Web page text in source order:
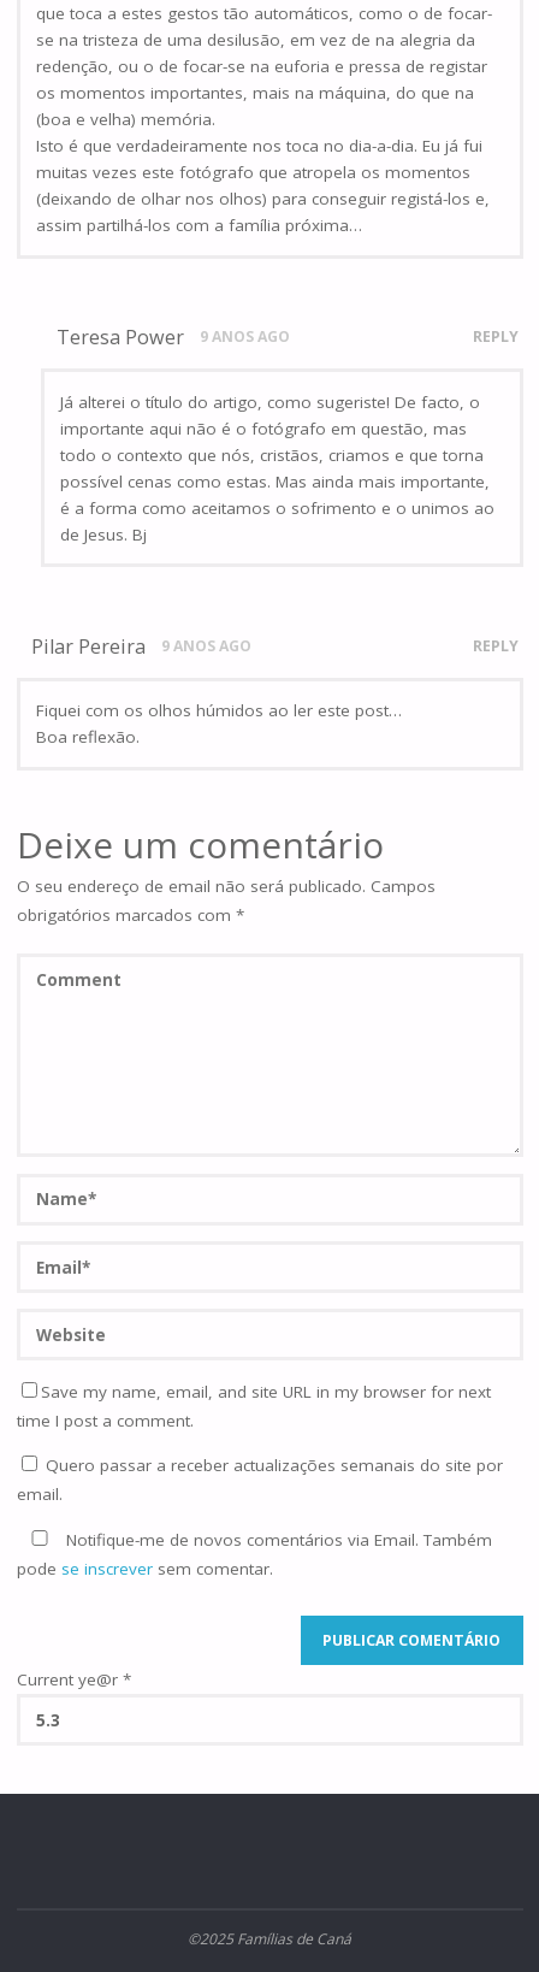
que toca a estes gestos tão automáticos, como o de focar-
se na tristeza de uma desilusão, em vez de na alegria da
redenção, ou o de focar-se na euforia e pressa de registar
os momentos importantes, mais na máquina, do que na
(boa e velha) memória.
Isto é que verdadeiramente nos toca no dia-a-dia. Eu já fui
muitas vezes este fotógrafo que atropela os momentos
(deixando de olhar nos olhos) para conseguir registá-los e,
assim partilhá-los com a família próxima…
Teresa Power 9 ANOS AGO REPLY
Já alterei o título do artigo, como sugeriste! De facto, o
importante aqui não é o fotógrafo em questão, mas
todo o contexto que nós, cristãos, criamos e que torna
possível cenas como estas. Mas ainda mais importante,
é a forma como aceitamos o sofrimento e o unimos ao
de Jesus. Bj
Pilar Pereira 9 ANOS AGO REPLY
Fiquei com os olhos húmidos ao ler este post…
Boa reflexão.
Deixe um comentário
O seu endereço de email não será publicado. Campos
obrigatórios marcados com *
Save my name, email, and site URL in my browser for next
time I post a comment.
Quero passar a receber actualizações semanais do site por
email.
Notifique-me de novos comentários via Email. Também
pode se inscreversem comentar.
Current ye@r *
©2025 Famílias de Caná